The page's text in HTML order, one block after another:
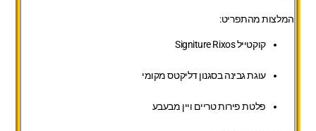
המלצות מהתפריט:
קוקטייל Signiture Rixos
עוגת גבינה בסגנון דליקטס מקומי
פלטת פירות טריים ויין מבעבע